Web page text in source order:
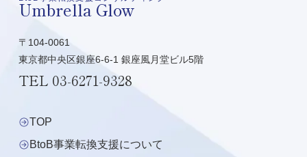
Umbrella Glow
〒104-0061
東京都中央区銀座6-6-1 銀座風月堂ビル5階
TEL 03-6271-9328
TOP
BtoB事業転換支援について